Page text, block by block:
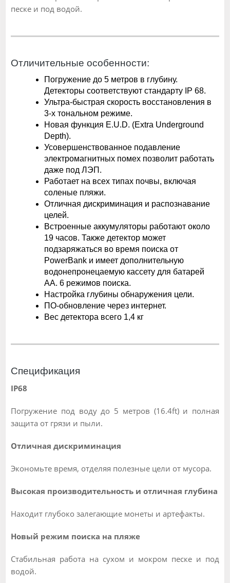
песке и под водой.
Отличительные особенности:
Погружение до 5 метров в глубину.
Детекторы соответствуют стандарту IP 68.
Ультра-быстрая скорость восстановления в
3-х тональном режиме.
Новая функция E.U.D. (Extra Underground
Depth).
Усовершенствованное подавление
электромагнитных помех позволит работать
даже под ЛЭП.
Работает на всех типах почвы, включая
соленые пляжи.
Отличная дискриминация и распознавание
целей.
Встроенные аккумуляторы работают около
19 часов. Также детектор может
подзаряжаться во время поиска от
PowerBank и имеет дополнительную
водонепронецаемую кассету для батарей
АА. 6 режимов поиска.
Настройка глубины обнаружения цели.
ПО-обновление через интернет.
Вес детектора всего 1,4 кг
Спецификация
IP68
Погружение под воду до 5 метров (16.4ft) и полная
защита от грязи и пыли.
Отличная дискриминация
Экономьте время, отделяя полезные цели от мусора.
Высокая производительность и отличная глубина
Находит глубоко залегающие монеты и артефакты.
Новый режим поиска на пляже
Стабильная работа на сухом и мокром песке и под
водой.